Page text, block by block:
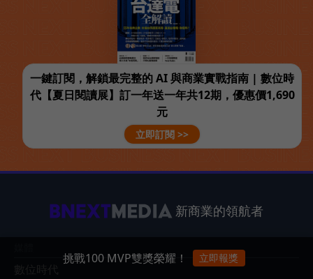
一鍵訂閱，解鎖最完整的 AI 與商業實戰指南 | 數位時
代【夏日閱讀展】訂一年送一年共12期，優惠價1,690
元
立即訂閱 >>
新商業的領航者
挑戰100 MVP雙獎榮耀！ 立即報獎